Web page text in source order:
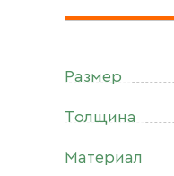
Размер
Толщина
Материал